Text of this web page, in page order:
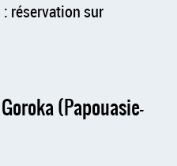
: réservation sur
(Papouasie-